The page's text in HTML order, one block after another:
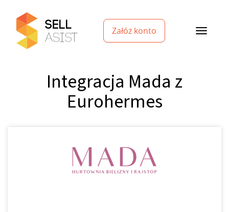
Załóż konto
Integracja Mada z
Eurohermes